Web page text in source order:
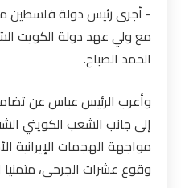
- أجرى رئيس دولة فلسطين
مع ولي عهد دولة الكويت
الحمد الصباح.
وأعرب الرئيس عباس عن
إلى جانب الشعب الكويتي
مواجهة الهجمات الإيرانية
وقوع عشرات الجرحى،